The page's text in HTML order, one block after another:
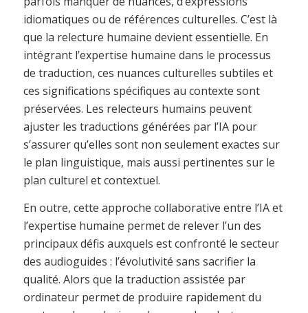
idiomatiques ou de références culturelles. C’est là
que la relecture humaine devient essentielle. En
intégrant l’expertise humaine dans le processus
de traduction, ces nuances culturelles subtiles et
ces significations spécifiques au contexte sont
préservées. Les relecteurs humains peuvent
ajuster les traductions générées par l’IA pour
s’assurer qu’elles sont non seulement exactes sur
le plan linguistique, mais aussi pertinentes sur le
plan culturel et contextuel.
En outre, cette approche collaborative entre l’IA et
l’expertise humaine permet de relever l’un des
principaux défis auxquels est confronté le secteur
des audioguides : l’évolutivité sans sacrifier la
qualité. Alors que la traduction assistée par
ordinateur permet de produire rapidement du